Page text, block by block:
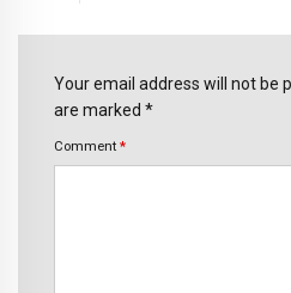
Your email address will not be
are marked *
Comment *